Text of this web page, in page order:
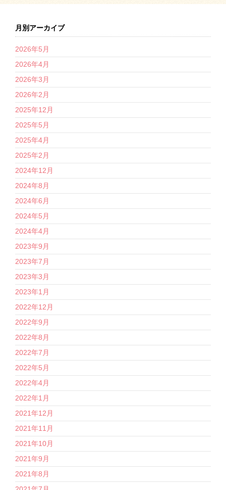
月別アーカイブ
2026年5月
2026年4月
2026年3月
2026年2月
2025年12月
2025年5月
2025年4月
2025年2月
2024年12月
2024年8月
2024年6月
2024年5月
2024年4月
2023年9月
2023年7月
2023年3月
2023年1月
2022年12月
2022年9月
2022年8月
2022年7月
2022年5月
2022年4月
2022年1月
2021年12月
2021年11月
2021年10月
2021年9月
2021年8月